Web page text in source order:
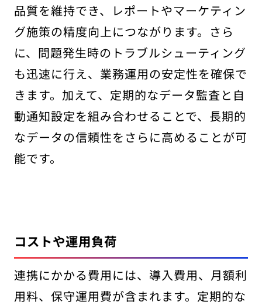
品質を維持でき、レポートやマーケティン
グ施策の精度向上につながります。さら
に、問題発生時のトラブルシューティング
も迅速に行え、業務運用の安定性を確保で
きます。加えて、定期的なデータ監査と自
動通知設定を組み合わせることで、長期的
なデータの信頼性をさらに高めることが可
能です。
コストや運用負荷
連携にかかる費用には、導入費用、月額利
用料、保守運用費が含まれます。定期的な